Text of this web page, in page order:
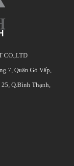
CO.,LTD
7, Quận Gò Vấp,
Q.Bình Thạnh,